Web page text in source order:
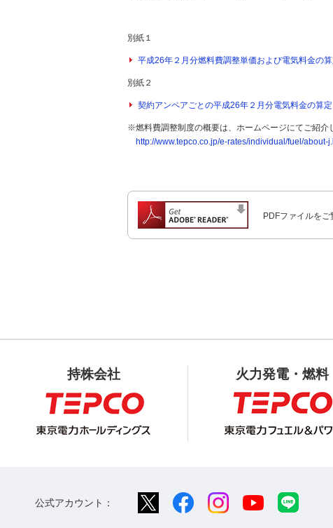
別紙１
平成26年２月分燃料費調整単価および電気料金の算
別紙２
契約アンペアごとの平成26年２月分電気料金の算定
※燃料費調整制度の概要は、ホームページにてご紹介
http://www.tepco.co.jp/e-rates/individual/fuel/about-
PDFファイルを
持株会社 火力発電・燃料
公式アカウント：